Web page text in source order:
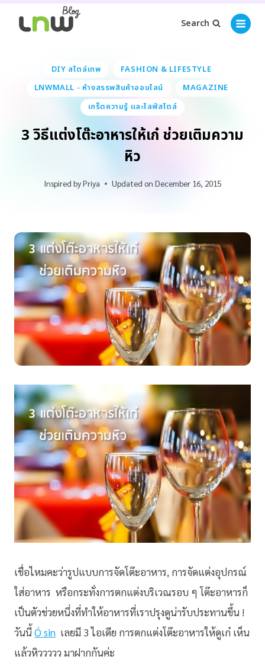
Search
DIY สไตล์เทพ
FASHION & LIFESTYLE
LNWMALL - ห้างสรรพสินค้าออนไลน์
MAGAZINE
เกร็ดความรู้ และไลฟ์สไตล์
3 วิธีแต่งโต๊ะอาหารให้เก๋ ช่วยเติมความ
หิว
Inspired byPriya Updated on December 16, 2015
เชื่อไหมคะว่ารูปแบบการจัดโต๊ะอาหาร, การจัดแต่งอุปกรณ์
ใส่อาหาร หรือกระทั่งการตกแต่งบริเวณรอบ ๆ โต๊ะอาหารก็
เป็นตัวช่วยหนึ่งที่ทำให้อาหารที่เราปรุงดูน่ารับประทานขึ้น !
วันนี้Ó sin เลยมี 3 ไอเดีย การตกแต่งโต๊ะอาหารให้ดูเก๋ เห็น
แล้วหิววววว มาฝากกันค่ะ